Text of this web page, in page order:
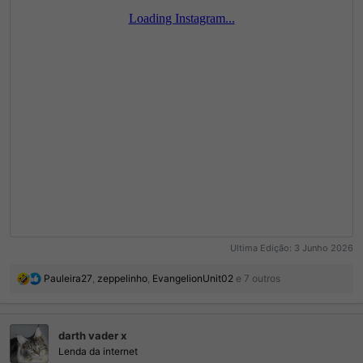
Ultima Edição: 3 Junho 2026
R
ç
e
Pauleira27, zeppelinho, EvangelionUnit02 e 7 outros
darth vader x
Lenda da internet